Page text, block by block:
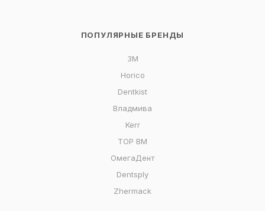
ПОПУЛЯРНЫЕ БРЕНДЫ
3M
Horico
Dentkist
Владмива
Kerr
ТОР ВМ
ОмегаДент
Dentsply
Zhermack